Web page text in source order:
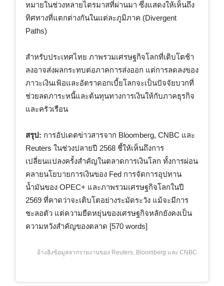
หมายในช่วงหลายไตรมาสที่ผ่านมา ซึ่งแสดงให้เห็นถึง
ทิศทางที่แตกต่างกันในแต่ละภูมิภาค (Divergent
Paths)
สำหรับประเทศไทย ภาพรวมเศรษฐกิจโลกที่เติบโตช้า
ลงอาจส่งผลกระทบต่อภาคการส่งออก แต่การลดลงของ
ภาวะเงินเฟ้อและอัตราดอกเบี้ยโลกจะเป็นปัจจัยบวกที่
ช่วยลดภาระหนี้และต้นทุนทางการเงินให้กับภาคธุรกิจ
และครัวเรือน
สรุป: การอัปเดตข่าวสารจาก Bloomberg, CNBC และ
Reuters ในช่วงปลายปี 2568 ชี้ให้เห็นถึงการ
เปลี่ยนแปลงครั้งสำคัญในตลาดการเงินโลก ทั้งการผ่อน
คลายนโยบายการเงินของ Fed การจัดการอุปทาน
น้ำมันของ OPEC+ และภาพรวมเศรษฐกิจโลกในปี
2569 ที่คาดว่าจะเติบโตอย่างระมัดระวัง แม้จะมีการ
ชะลอตัว แต่ความยืดหยุ่นของเศรษฐกิจหลักยังคงเป็น
ความหวังสำคัญของตลาด [570 words]
อ้างอิงข้อมูลจากรายงานของ Reuters, Bloomberg และ CNBC.